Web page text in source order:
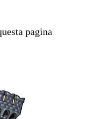
pagina